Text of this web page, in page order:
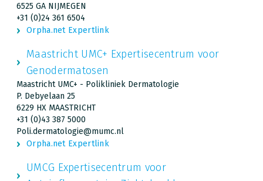
6525 GA NIJMEGEN
+31 (0)24 361 6504
Orpha.net Expertlink
Maastricht UMC+ Expertisecentrum voor
Genodermatosen
Maastricht UMC+ - Polikliniek Dermatologie
P. Debyelaan 25
6229 HX MAASTRICHT
+31 (0)43 387 5000
Poli.dermatologie@mumc.nl
Orpha.net Expertlink
UMCG Expertisecentrum voor